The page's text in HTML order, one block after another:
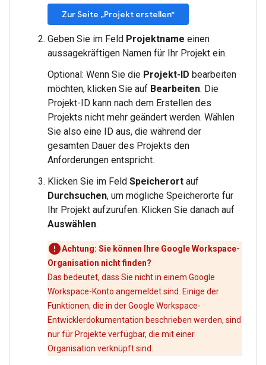
Zur Seite „Projekt erstellen“
Geben Sie im Feld Projektname einen
aussagekräftigen Namen für Ihr Projekt ein.
Optional: Wenn Sie die Projekt-ID bearbeiten
möchten, klicken Sie auf Bearbeiten. Die
Projekt-ID kann nach dem Erstellen des
Projekts nicht mehr geändert werden. Wählen
Sie also eine ID aus, die während der
gesamten Dauer des Projekts den
Anforderungen entspricht.
Klicken Sie im Feld Speicherort auf
Durchsuchen, um mögliche Speicherorte für
Ihr Projekt aufzurufen. Klicken Sie danach auf
Auswählen.
Achtung: Sie können Ihre Google Workspace-
Organisation nicht finden?
Das bedeutet, dass Sie nicht in einem Google
Workspace-Konto angemeldet sind. Einige der
Funktionen, die in der Google Workspace-
Entwicklerdokumentation beschrieben werden, sind
nur für Projekte verfügbar, die mit einer
Organisation verknüpft sind.